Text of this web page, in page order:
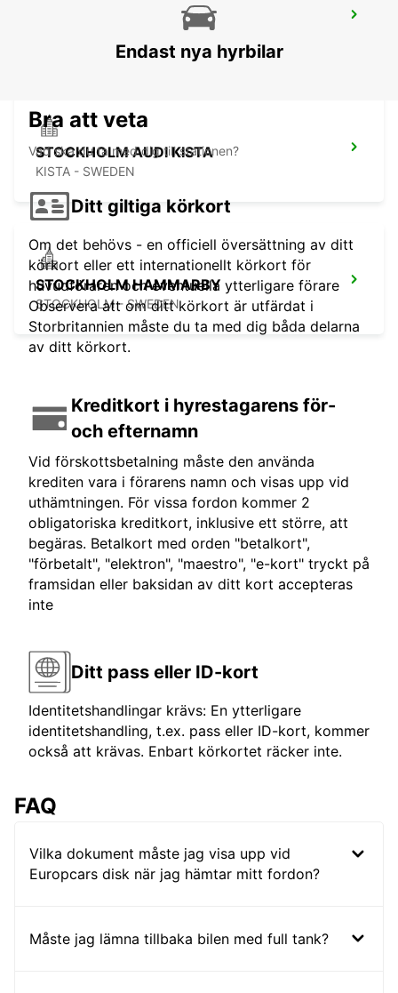
STOCKHOLM AUDI KISTA
KISTA - SWEDEN
STOCKHOLM HAMMARBY
STOCKHOLM - SWEDEN
Endast nya hyrbilar
Bra att veta
Vad ska du ta med dig till stationen?
Ditt giltiga körkort
Om det behövs - en officiell översättning av ditt
körkort eller ett internationellt körkort för
huvudföraren och eventuella ytterligare förare
Observera att om ditt körkort är utfärdat i
Storbritannien måste du ta med dig båda delarna
av ditt körkort.
Kreditkort i hyrestagarens för-
och efternamn
Vid förskottsbetalning måste den använda
krediten vara i förarens namn och visas upp vid
uthämtningen. För vissa fordon kommer 2
obligatoriska kreditkort, inklusive ett större, att
begäras. Betalkort med orden "betalkort",
"förbetalt", "elektron", "maestro", "e-kort" tryckt på
framsidan eller baksidan av ditt kort accepteras
inte
Ditt pass eller ID-kort
Identitetshandlingar krävs: En ytterligare
identitetshandling, t.ex. pass eller ID-kort, kommer
också att krävas. Enbart körkortet räcker inte.
FAQ
Vilka dokument måste jag visa upp vid
Europcars disk när jag hämtar mitt fordon?
Måste jag lämna tillbaka bilen med full tank?